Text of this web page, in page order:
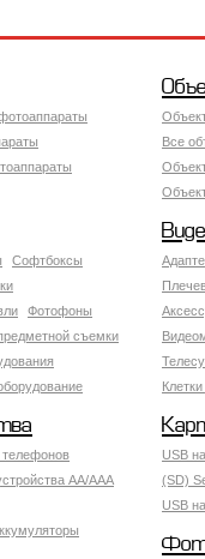
Все
Софтбоксы
Фотофоны
съемки
AA/AAA
USB
(SD)
USB